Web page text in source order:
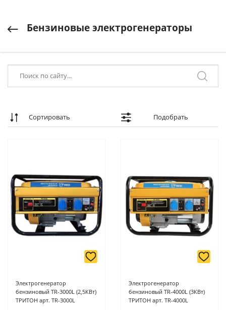
Бензиновые электрогенераторы
Сортировать Подобрать
Электрогенератор
бензиновый TR-3000L (2,5КВт)
ТРИТОН арт. TR-3000L
Электрогенератор
бензиновый TR-4000L (3КВт)
ТРИТОН арт. TR-4000L